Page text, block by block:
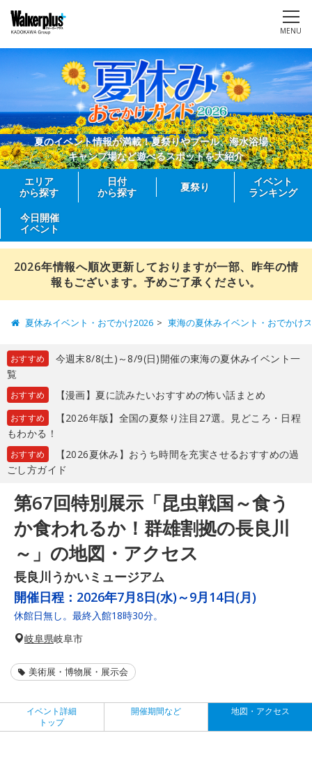
MENU
夏のイベント情報が満載！夏祭りやプール、海水浴場、
キャンプ場など遊べるスポットを大紹介
エリア
から探す
日付
から探す
夏祭り
イベント
ランキング
今日開催
イベント
2026年情報へ順次更新しておりますが一部、昨年の情
報もございます。予めご了承ください。
夏休みイベント・おでかけ2026 東海の夏休みイベント・おでかけ
おすすめ
今週末8/8(土)～8/9(日)開催の東海の夏休みイベント一
覧
おすすめ 【漫画】夏に読みたいおすすめの怖い話まとめ
おすすめ
【2026年版】全国の夏祭り注目27選。見どころ・日程
もわかる！
おすすめ
【2026夏休み】おうち時間を充実させるおすすめの過
ごし方ガイド
第67回特別展示「昆虫戦国～食う
か食われるか！群雄割拠の長良川
～」の地図・アクセス
長良川うかいミュージアム
開催日程： 2026年7月8日(水)～9月14日(月)
休館日無し。最終入館18時30分。
岐阜県岐阜市
美術展・博物展・展示会
イベント詳細
トップ
開催期間など 地図・アクセス